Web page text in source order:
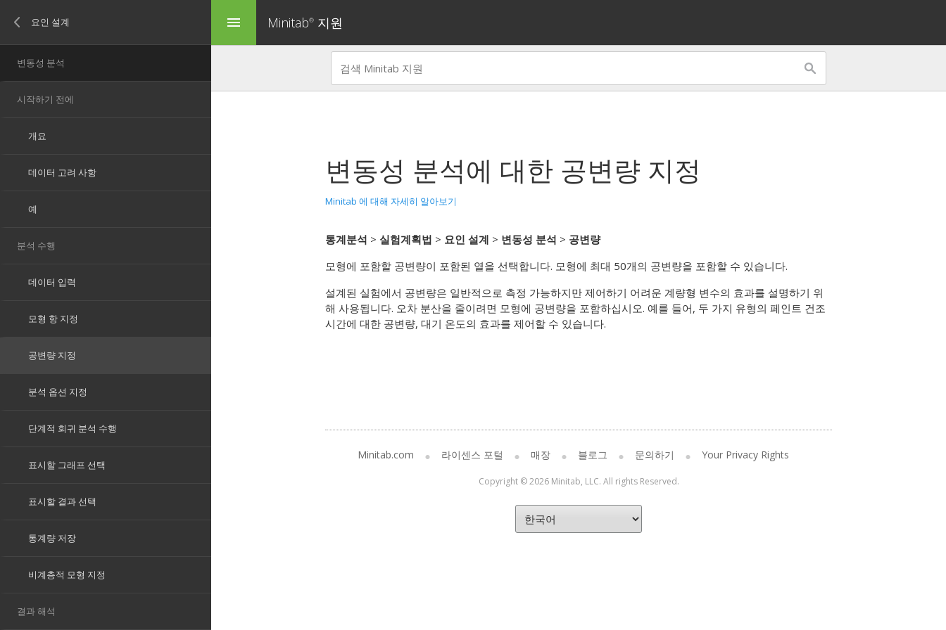
menu Minitab® 지원
변동성 분석에 대한 공변량 지정
Minitab 에 대해 자세히 알아보기
통계분석 > 실험계획법 > 요인 설계 > 변동성 분석 > 공변량
모형에 포함할 공변량이 포함된 열을 선택합니다. 모형에 최대 50개의 공변량을 포함할 수 있습니다.
설계된 실험에서 공변량은 일반적으로 측정 가능하지만 제어하기 어려운 계량형 변수의 효과를 설명하기 위
해 사용됩니다. 오차 분산을 줄이려면 모형에 공변량을 포함하십시오. 예를 들어, 두 가지 유형의 페인트 건조
시간에 대한 공변량, 대기 온도의 효과를 제어할 수 있습니다.
Minitab.com 라이센스 포털 매장 블로그 문의하기 Your Privacy Rights
Copyright © 2026 Minitab, LLC. All rights Reserved.